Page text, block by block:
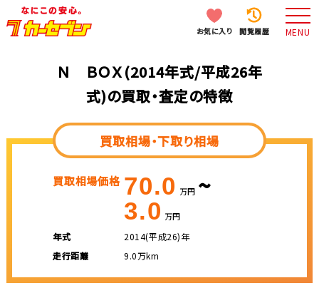
お気に入り 閲覧履歴 MENU
Ｎ ＢＯＸ(2014年式/平成26年
式)の買取・査定の特徴
買取相場・下取り相場
買取相場価格 70.0 万円 ~
3.0 万円
年式
2014(平成26)年
走行距離
9.0万km